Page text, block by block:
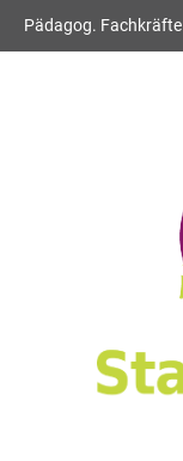
Pädagog. Fachkräfte